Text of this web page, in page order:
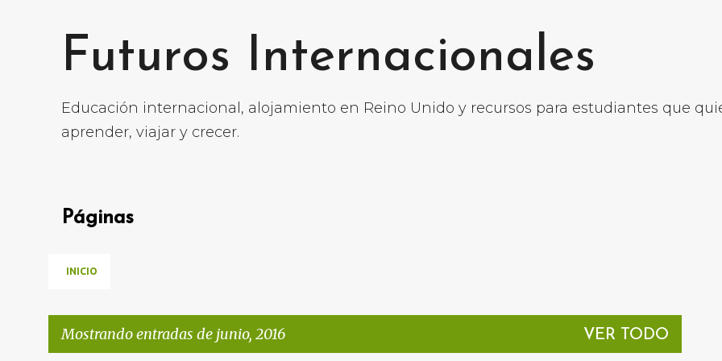
Futuros Internacionales
Educación internacional, alojamiento en Reino Unido y recursos para estudiantes que
aprender, viajar y crecer.
Páginas
INICIO
Mostrando entradas de junio, 2016 VER TODO